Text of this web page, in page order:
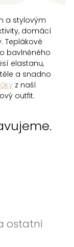
a stylovým
domácí
Teplákové
bavlněného
elastanu,
a snadno
z naší
outfit.
ostatní